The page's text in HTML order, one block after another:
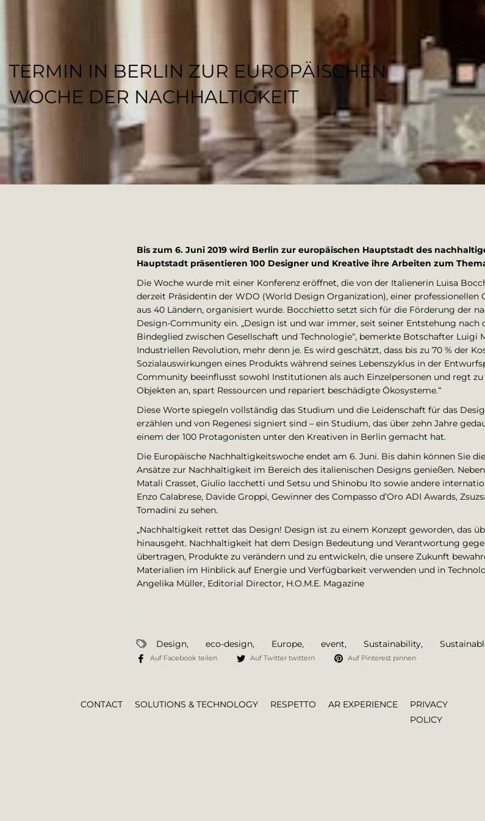
TERMIN IN BERLIN ZUR EUROPÄISCHEN
WOCHE DER NACHHALTIGKEIT
REGENESI STAFF
Bis zum 6. Juni 2019 wird Berlin zur europäischen Hauptstadt des
Hauptstadt präsentieren 100 Designer und Kreative ihre Arbeiten zum
Die Woche wurde mit einer Konferenz eröffnet, die von der Italienerin Luisa
derzeit Präsidentin der WDO (World Design Organization), einer professionellen
aus 40 Ländern, organisiert wurde. Bocchietto setzt sich für die Förderung der
Design-Community ein. „Design ist und war immer, seit seiner Entstehung
Bindeglied zwischen Gesellschaft und Technologie“, bemerkte Botschafter
Industriellen Revolution, mehr denn je. Es wird geschätzt, dass bis zu 70 % der
Sozialauswirkungen eines Produkts während seines Lebenszyklus in der
Community beeinflusst sowohl Institutionen als auch Einzelpersonen und regt
Objekten an, spart Ressourcen und repariert beschädigte Ökosysteme.“
Diese Worte spiegeln vollständig das Studium und die Leidenschaft für das
erzählen und von Regenesi signiert sind – ein Studium, das über zehn Jahre
einem der 100 Protagonisten unter den Kreativen in Berlin gemacht hat.
Die Europäische Nachhaltigkeitswoche endet am 6. Juni. Bis dahin können Sie
Ansätze zur Nachhaltigkeit im Bereich des italienischen Designs genießen.
Matali Crasset, Giulio Iacchetti und Setsu und Shinobu Ito sowie andere
Enzo Calabrese, Davide Groppi, Gewinner des Compasso d’Oro ADI Awards,
Tomadini zu sehen.
„Nachhaltigkeit rettet das Design! Design ist zu einem Konzept geworden, das
hinausgeht. Nachhaltigkeit hat dem Design Bedeutung und Verantwortung
übertragen, Produkte zu verändern und zu entwickeln, die unsere Zukunft
Materialien im Hinblick auf Energie und Verfügbarkeit verwenden und in
Angelika Müller, Editorial Director, H.O.M.E. Magazine
Design, eco-design, Europe, event, Sustainability,
Auf Facebook teilen Auf Twitter twittern Auf Pinterest pinnen
AR EXPERIENCE
RESPETTO
SOLUTIONS & TECHNOLOGY
CONTACT
PRIVACY
POLICY